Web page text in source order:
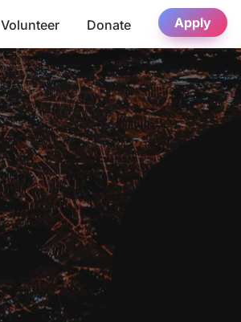
Volunteer Donate Apply